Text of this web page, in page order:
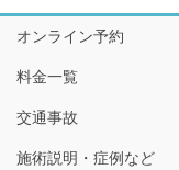
オンライン予約
料金一覧
交通事故
施術説明・症例など